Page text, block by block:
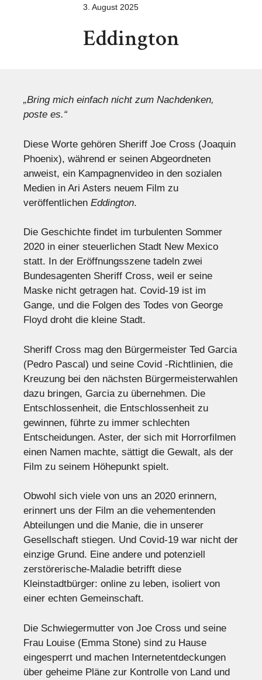
3. August 2025
Eddington
„Bring mich einfach nicht zum Nachdenken,
poste es.“
Diese Worte gehören Sheriff Joe Cross (Joaquin
Phoenix), während er seinen Abgeordneten
anweist, ein Kampagnenvideo in den sozialen
Medien in Ari Asters neuem Film zu
veröffentlichen Eddington.
Die Geschichte findet im turbulenten Sommer
2020 in einer steuerlichen Stadt New Mexico
statt. In der Eröffnungsszene tadeln zwei
Bundesagenten Sheriff Cross, weil er seine
Maske nicht getragen hat. Covid-19 ist im
Gange, und die Folgen des Todes von George
Floyd droht die kleine Stadt.
Sheriff Cross mag den Bürgermeister Ted Garcia
(Pedro Pascal) und seine Covid -Richtlinien, die
Kreuzung bei den nächsten Bürgermeisterwahlen
dazu bringen, Garcia zu übernehmen. Die
Entschlossenheit, die Entschlossenheit zu
gewinnen, führte zu immer schlechten
Entscheidungen. Aster, der sich mit Horrorfilmen
einen Namen machte, sättigt die Gewalt, als der
Film zu seinem Höhepunkt spielt.
Obwohl sich viele von uns an 2020 erinnern,
erinnert uns der Film an die vehementenden
Abteilungen und die Manie, die in unserer
Gesellschaft stiegen. Und Covid-19 war nicht der
einzige Grund. Eine andere und potenziell
zerstörerische-Maladie betrifft diese
Kleinstadtbürger: online zu leben, isoliert von
einer echten Gemeinschaft.
Die Schwiegermutter von Joe Cross und seine
Frau Louise (Emma Stone) sind zu Hause
eingesperrt und machen Internetentdeckungen
über geheime Pläne zur Kontrolle von Land und